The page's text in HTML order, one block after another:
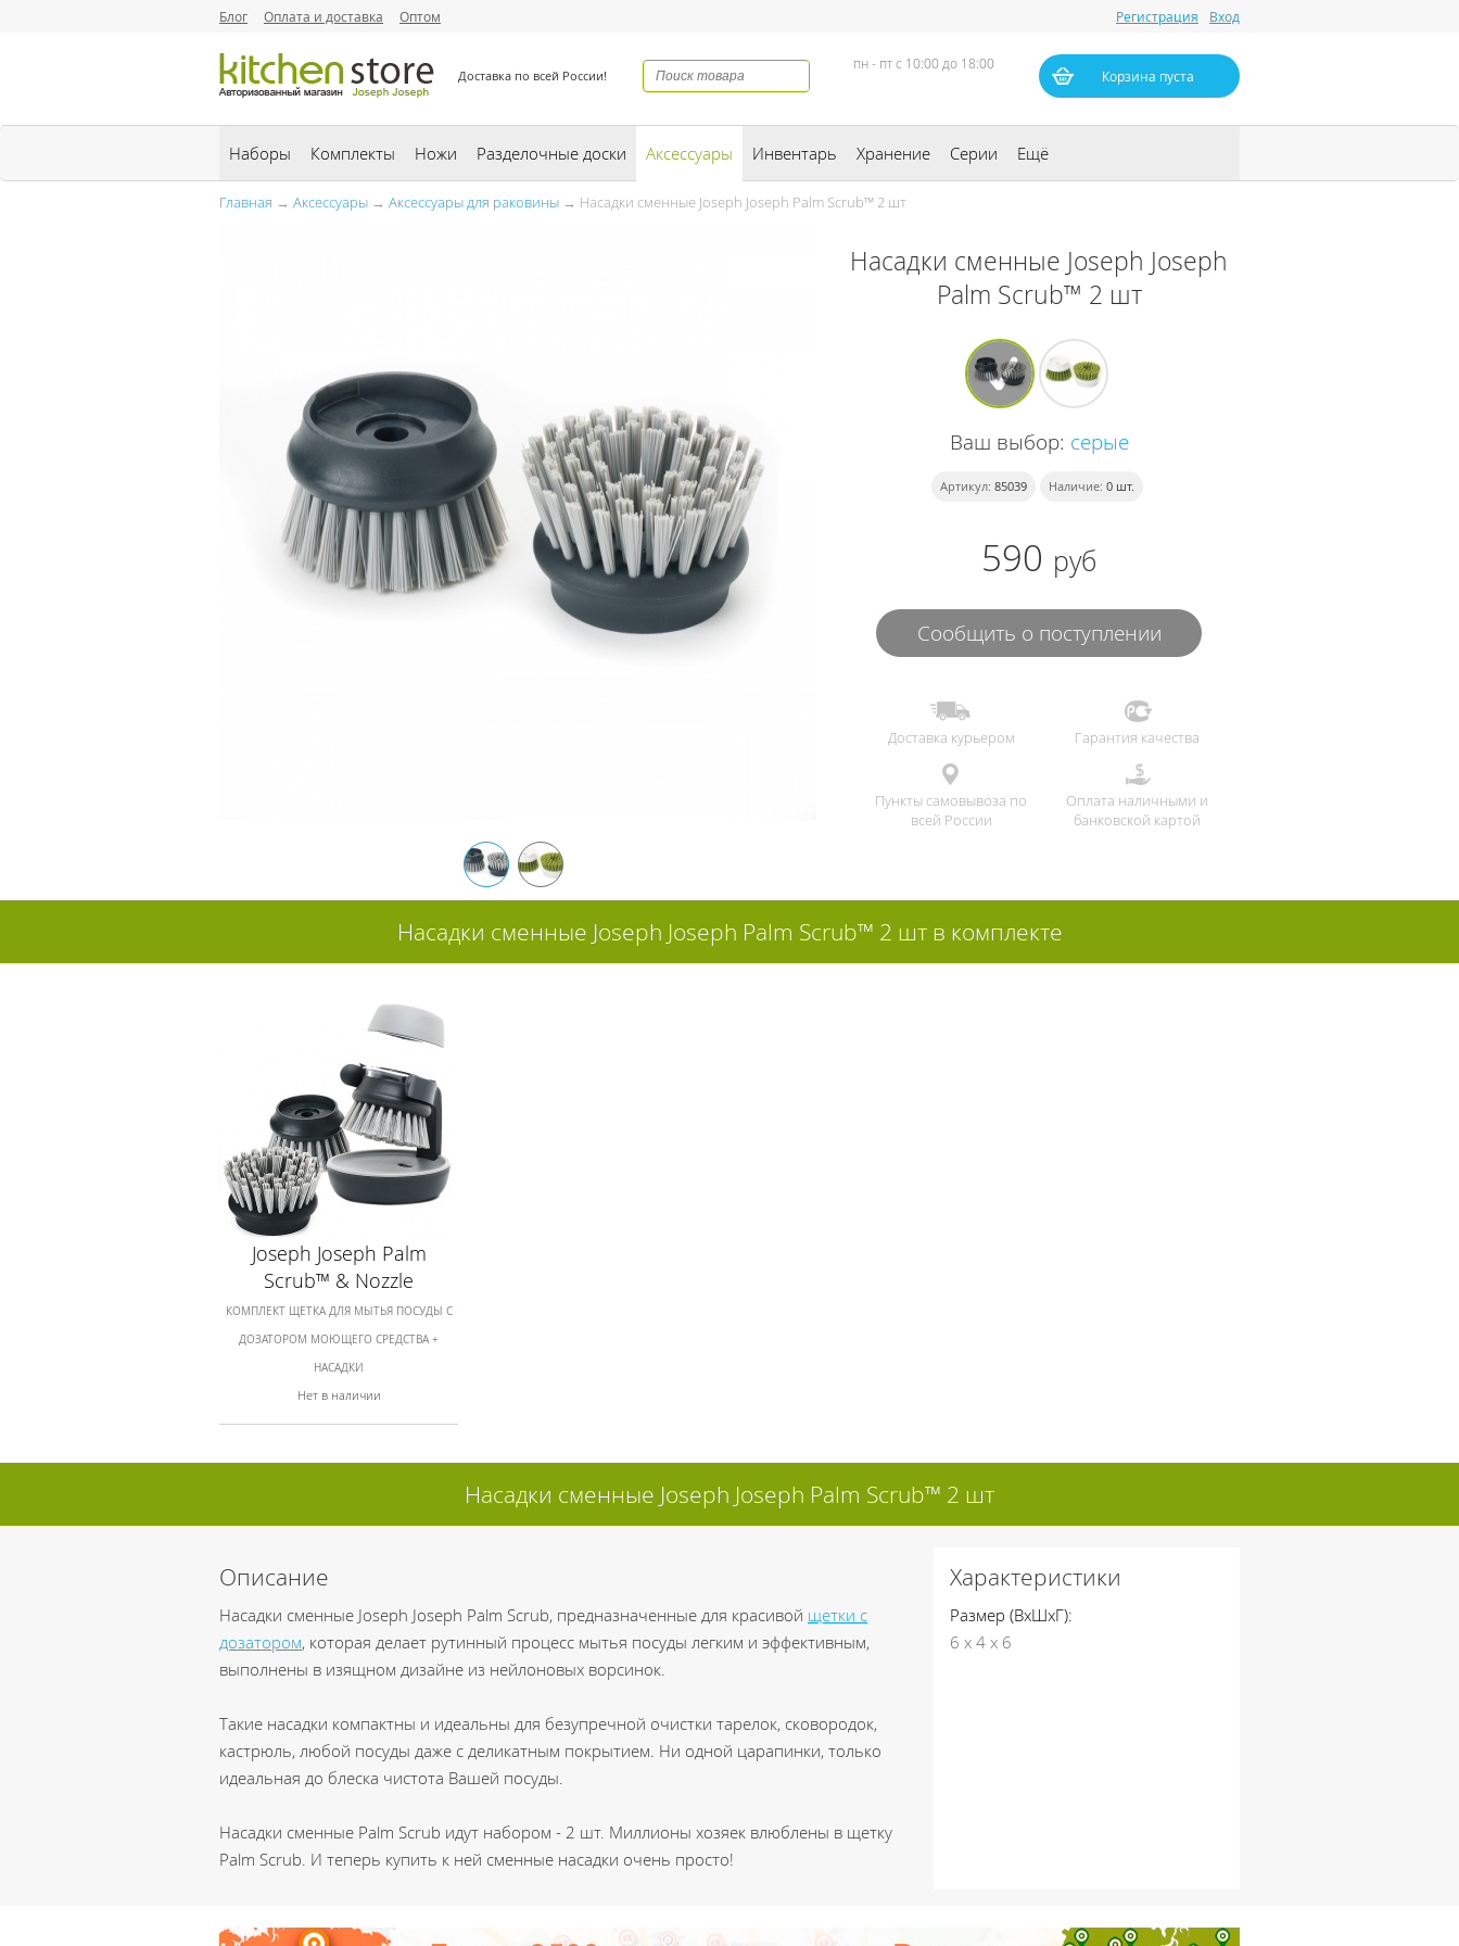
Блог Оплата и доставка Оптом Регистрация Вход
Доставка по всей России!
пн - пт с 10:00 до 18:00
Корзина пуста
Наборы Комплекты Ножи Разделочные доски Аксессуары Инвентарь Хранение Серии Ещё
Главная → Аксессуары → Аксессуары для раковины → Насадки сменные Joseph Joseph Palm Scrub™ 2 шт
Насадки сменные Joseph Joseph
Palm Scrub™ 2 шт
Ваш выбор: серые
Артикул: 85039 Наличие: 0шт.
590 руб
Сообщить о поступлении
Доставка курьером Гарантия качества
Пункты самовывоза по
всей России
Оплата наличными и
банковской картой
Насадки сменные Joseph Joseph Palm Scrub™ 2 шт в комплекте
Joseph Joseph Palm
Scrub™ & Nozzle
КОМПЛЕКТ ЩЕТКА ДЛЯ МЫТЬЯ ПОСУДЫ С
ДОЗАТОРОМ МОЮЩЕГО СРЕДСТВА +
НАСАДКИ
Нет в наличии
Насадки сменные Joseph Joseph Palm Scrub™ 2 шт
Описание
Насадки сменные Joseph Joseph Palm Scrub, предназначенные для красивой щетки с
дозатором, которая делает рутинный процесс мытья посуды легким и эффективным,
выполнены в изящном дизайне из нейлоновых ворсинок.
Такие насадки компактны и идеальны для безупречной очистки тарелок, сковородок,
кастрюль, любой посуды даже с деликатным покрытием. Ни одной царапинки, только
идеальная до блеска чистота Вашей посуды.
Насадки сменные Palm Scrub идут набором - 2 шт. Миллионы хозяек влюблены в щетку
Palm Scrub. И теперь купить к ней сменные насадки очень просто!
Характеристики
Размер (ВхШхГ):
6 х 4 х 6